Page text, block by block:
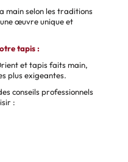
main selon les traditions
œuvre unique et
tapis :
et tapis faits main,
plus exigeantes.
conseils professionnels
: